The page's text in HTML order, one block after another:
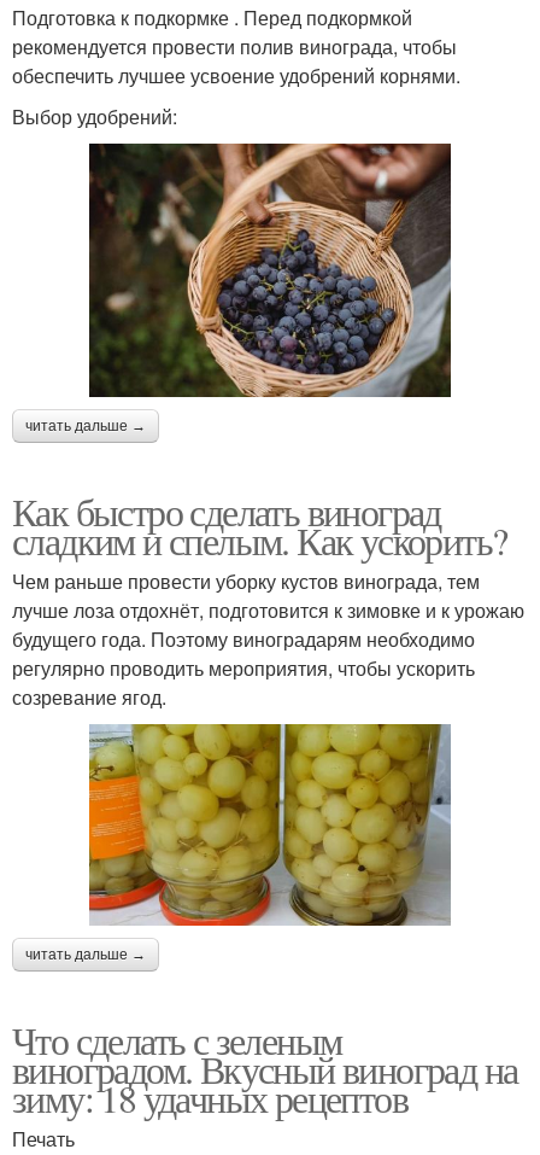
Подготовка к подкормке . Перед подкормкой
рекомендуется провести полив винограда, чтобы
обеспечить лучшее усвоение удобрений корнями.
Выбор удобрений:
читать дальше →
Как быстро сделать виноград
сладким и спелым. Как ускорить?
Чем раньше провести уборку кустов винограда, тем
лучше лоза отдохнёт, подготовится к зимовке и к урожаю
будущего года. Поэтому виноградарям необходимо
регулярно проводить мероприятия, чтобы ускорить
созревание ягод.
читать дальше →
Что сделать с зеленым
виноградом. Вкусный виноград на
зиму: 18 удачных рецептов
Печать